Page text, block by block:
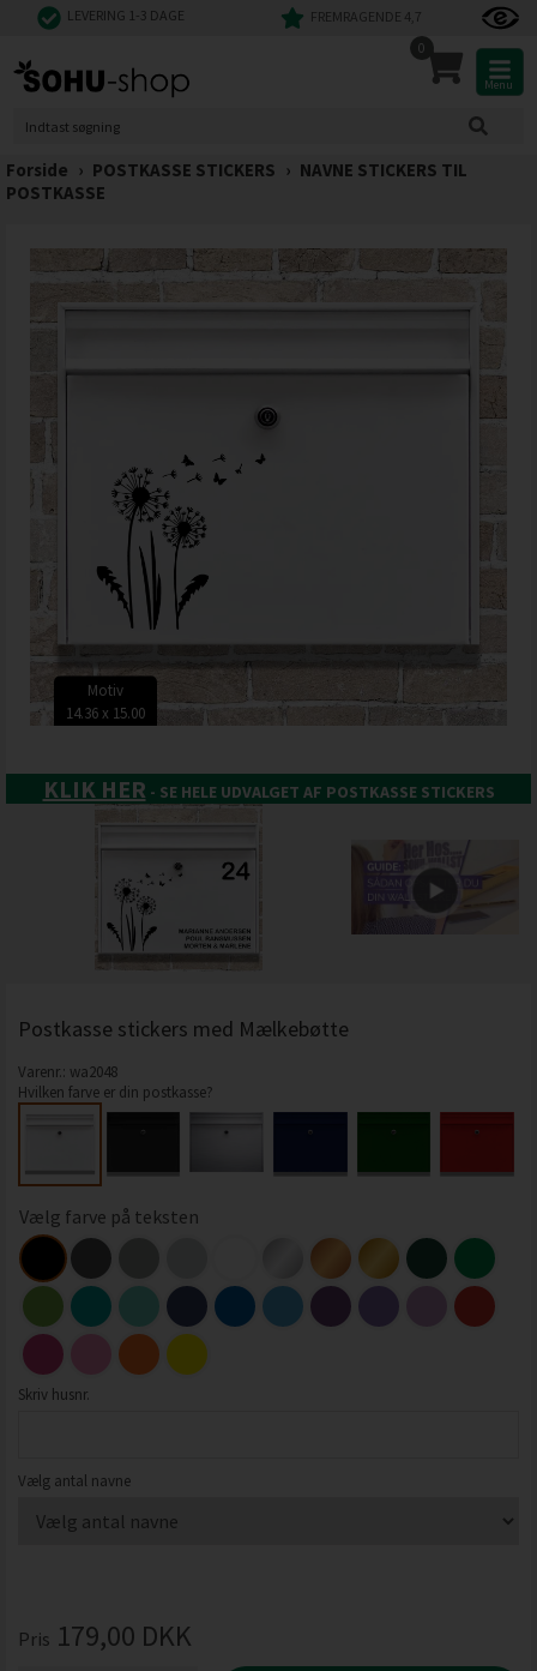
LEVERING 1-3 DAGE FREMRAGENDE 4,7
0
Menu
Forside › POSTKASSE STICKERS › NAVNE STICKERS TIL
POSTKASSE
Motiv
14.36 x 15.00
KLIK HER - SE HELE UDVALGET AF POSTKASSE STICKERS
Postkasse stickers med Mælkebøtte
Varenr.: wa2048
Hvilken farve er din postkasse?
Vælg farve på teksten
Skriv husnr.
Vælg antal navne
Pris 179,00 DKK